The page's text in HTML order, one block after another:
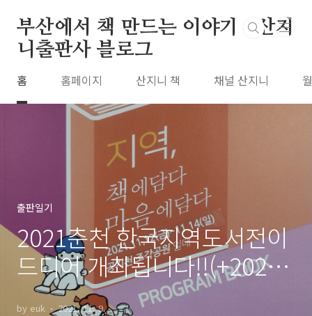
부산에서 책 만드는 이야기 : 산지
니출판사 블로그
홈 홈페이지 산지니 책 채널 산지니
출판일기
2021춘천 한국지역도서전이
드디어 개최됩니다!!(+2021
올해의 책)
by euk 2021. 11. 9.